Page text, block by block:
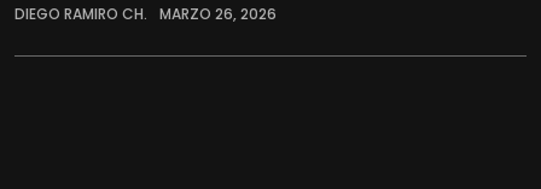
DIEGO RAMIRO CH. MARZO 26, 2026